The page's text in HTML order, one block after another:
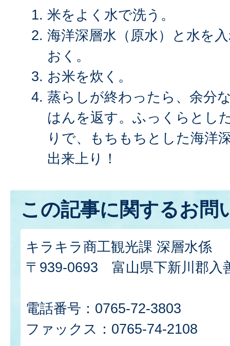
米をよく水で洗う。
海洋深層水（原水）と水を
おく。
お米を炊く。
蒸らしが終わったら、余分
はんを返す。ふっくらとし
りで、もちもちとした海洋
出来上り！
この記事に関するお問
キラキラ商工観光課 深層水係
〒939-0693 富山県下新川郡入
電話番号：0765-72-3803
ファックス：0765-74-2108